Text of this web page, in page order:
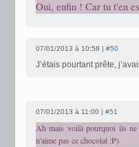
Oui, enfin ! Car tu t'en
07/01/2013 à 10:58 | #50
J’étais pourtant prête,
07/01/2013 à 11:00 | #51
Ah mais voilà pourquoi ils
n'aime pas ce chocolat :P)